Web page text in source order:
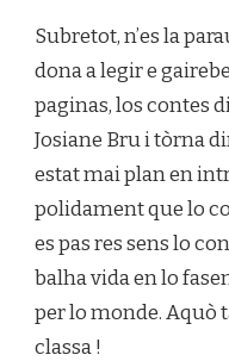
Subretot, n’es la
dona a legir e
paginas, los contes
Josiane Bru i tòrna
estat mai plan en
polidament que lo
es pas res sens lo
balha vida en lo
per lo monde. Aquò
classa !